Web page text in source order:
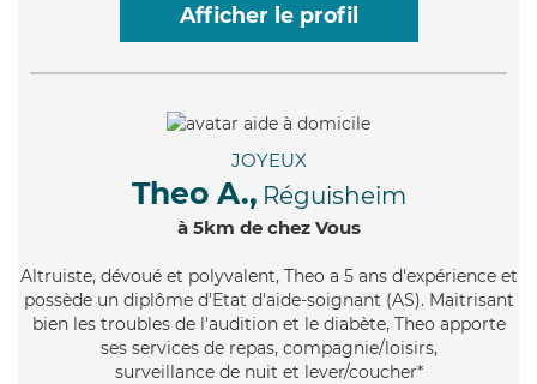
Afficher le profil
JOYEUX
Theo A., Réguisheim
à 5km de chez Vous
Altruiste, dévoué et polyvalent, Theo a 5 ans d'expérience et
possède un diplôme d'Etat d'aide-soignant (AS). Maitrisant
bien les troubles de l'audition et le diabète, Theo apporte
ses services de repas, compagnie/loisirs,
surveillance de nuit et lever/coucher*